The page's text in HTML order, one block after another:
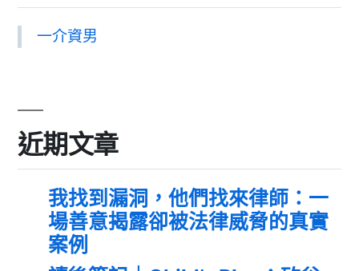
一介資男
近期文章
我找到漏洞，他們找來律師：一
場善意揭露卻被法律威脅的真實
案例